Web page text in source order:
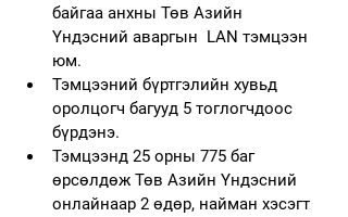
байгаа анхны Төв Азийн
Үндэсний аваргын  LAN тэмцээн
юм.
Тэмцээний бүртгэлийн хувьд
оролцогч багууд 5 тоглогчдоос
бүрдэнэ.
Тэмцээнд 25 орны 775 баг
өрсөлдөж Төв Азийн Үндэсний
онлайнаар 2 өдөр, найман хэсэгт